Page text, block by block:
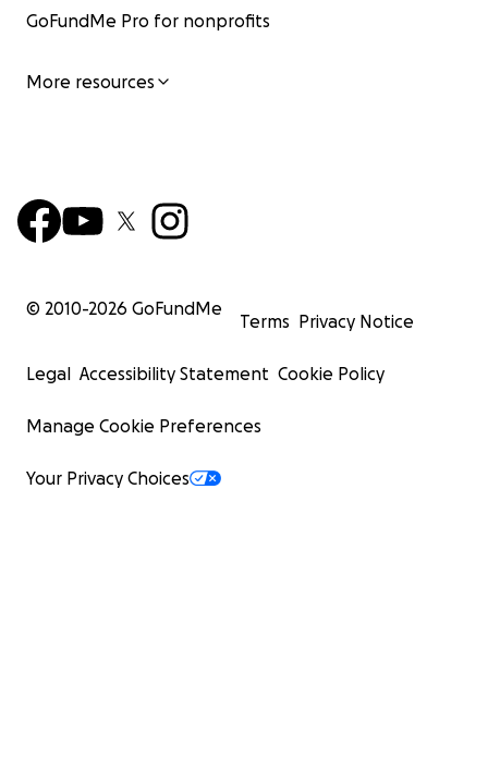
GoFundMe Pro for nonprofits
More resources
© 2010-2026 GoFundMe
Terms Privacy Notice
Legal Accessibility Statement Cookie Policy
Manage Cookie Preferences
Your Privacy Choices